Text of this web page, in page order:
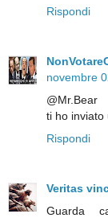
Rispondi
novembre
@Mr.Bear
ti ho inviato
Rispondi
Veritas
Guarda